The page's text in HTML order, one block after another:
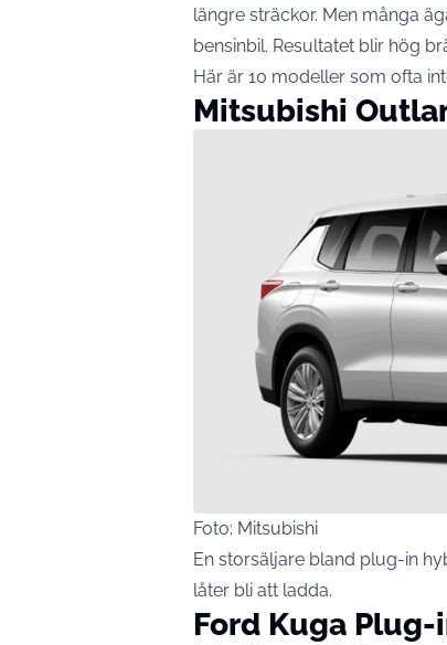
längre sträckor. Men många
bensinbil. Resultatet blir hög
Här är 10 modeller som ofta
Mitsubishi
Foto: Mitsubishi
En storsäljare bland plug-in
låter bli att ladda.
Ford Kuga